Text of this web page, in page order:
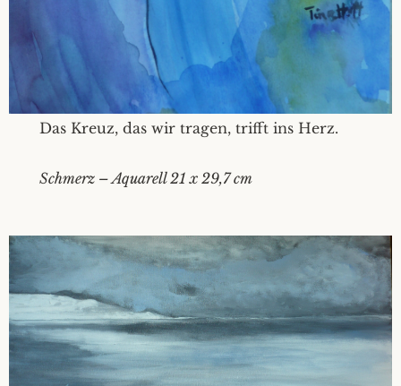
Das Kreuz, das wir tragen, trifft ins Herz.
Schmerz – Aquarell 21 x 29,7 cm